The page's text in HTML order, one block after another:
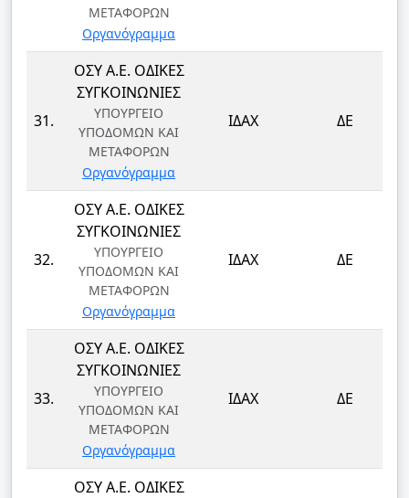
ΜΕΤΑΦΟΡΩΝ
Οργανόγραμμα
31.
ΟΣΥ Α.Ε. ΟΔΙΚΕΣ
ΣΥΓΚΟΙΝΩΝΙΕΣ
ΥΠΟΥΡΓΕΙΟ
ΥΠΟΔΟΜΩΝ ΚΑΙ
ΜΕΤΑΦΟΡΩΝ
Οργανόγραμμα
ΙΔΑΧ ΔΕ
32.
ΟΣΥ Α.Ε. ΟΔΙΚΕΣ
ΣΥΓΚΟΙΝΩΝΙΕΣ
ΥΠΟΥΡΓΕΙΟ
ΥΠΟΔΟΜΩΝ ΚΑΙ
ΜΕΤΑΦΟΡΩΝ
Οργανόγραμμα
ΙΔΑΧ ΔΕ
33.
ΟΣΥ Α.Ε. ΟΔΙΚΕΣ
ΣΥΓΚΟΙΝΩΝΙΕΣ
ΥΠΟΥΡΓΕΙΟ
ΥΠΟΔΟΜΩΝ ΚΑΙ
ΜΕΤΑΦΟΡΩΝ
Οργανόγραμμα
ΙΔΑΧ ΔΕ
ΟΣΥ Α.Ε. ΟΔΙΚΕΣ